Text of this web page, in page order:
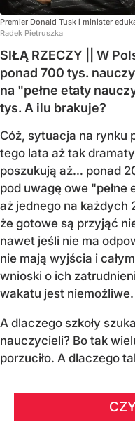
Premier Donald Tusk i minister
Radek Pietruszka
SIŁĄ RZECZY || W
ponad 700 tys.
na "pełne etaty
tys. A ilu brakuje?
Cóż, sytuacja na rynku
tego lata aż tak
poszukują aż… ponad
pod uwagę owe
aż jednego na każdych
że gotowe są przyjąć
nawet jeśli nie ma
nie mają wyjścia i
wnioski o ich
wakatu jest niemożliwe.
A dlaczego szkoły
nauczycieli? Bo tak
porzuciło. A dlaczego